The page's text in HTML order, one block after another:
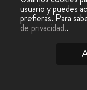
usuario y puedes
prefieras. Para
de privacidad..